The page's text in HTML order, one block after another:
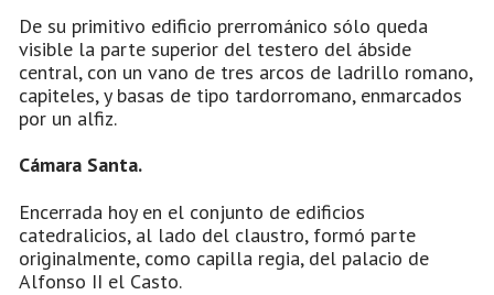
De su primitivo edificio prerrománico sólo queda
visible la parte superior del testero del ábside
central, con un vano de tres arcos de ladrillo romano,
capiteles, y basas de tipo tardorromano, enmarcados
por un alfiz.
Cámara Santa.
Encerrada hoy en el conjunto de edificios
catedralicios, al lado del claustro, formó parte
originalmente, como capilla regia, del palacio de
Alfonso II el Casto.